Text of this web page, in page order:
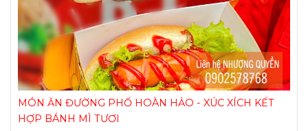
MÓN ĂN ĐƯỜNG PHỐ HOÀN HẢO - XÚC XÍCH KẾT
HỢP BÁNH MÌ TƯƠI